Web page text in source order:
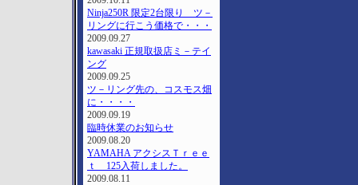
Ninja250R 限定2台限り ツ－
リングに行こう価格で・・・
2009.09.27
kawasaki 正規取扱店ミ－テイ
ング
2009.09.25
ツ－リング先の、コスモス畑
に・・・・
2009.09.19
臨時休業のお知らせ
2009.08.20
YAMAHA アクシスＴｒｅｅ
ｔ 125入荷しました。
2009.08.11